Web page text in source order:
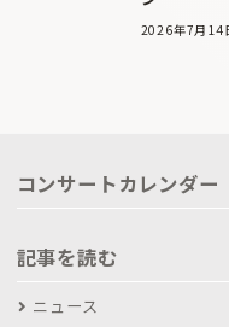
2026年7月14
コンサートカレンダー
記事を読む
ニュース